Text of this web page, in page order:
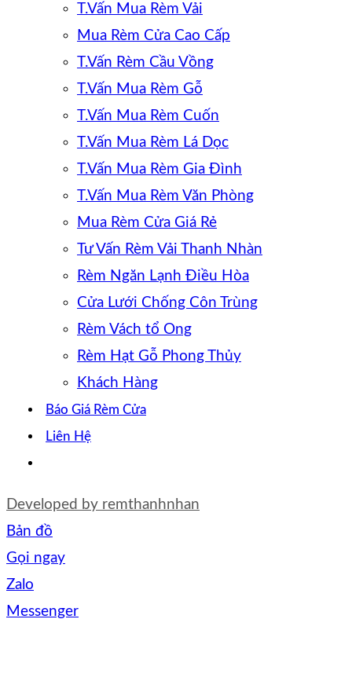
T.Vấn Mua Rèm Vải
Mua Rèm Cửa Cao Cấp
T.Vấn Rèm Cầu Vồng
T.Vấn Mua Rèm Gỗ
T.Vấn Mua Rèm Cuốn
T.Vấn Mua Rèm Lá Dọc
T.Vấn Mua Rèm Gia Đình
T.Vấn Mua Rèm Văn Phòng
Mua Rèm Cửa Giá Rẻ
Tư Vấn Rèm Vải Thanh Nhàn
Rèm Ngăn Lạnh Điều Hòa
Cửa Lưới Chống Côn Trùng
Rèm Vách tổ Ong
Rèm Hạt Gỗ Phong Thủy
Khách Hàng
Báo Giá Rèm Cửa
Liên Hệ
Developed by remthanhnhan
Bản đồ
Gọi ngay
Zalo
Messenger